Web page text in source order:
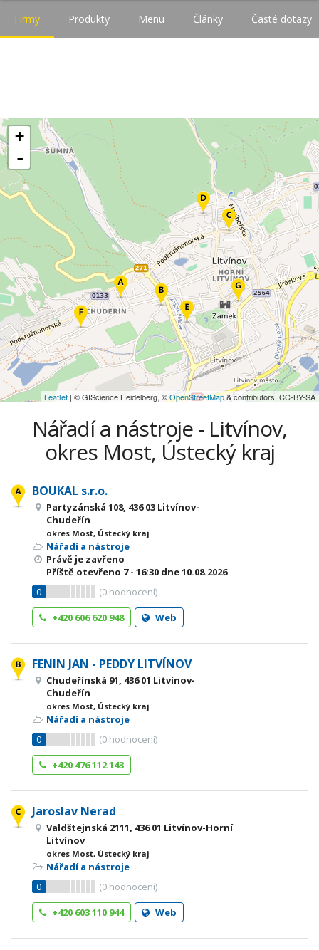
Firmy Produkty Menu Články Časté dotazy
+
-
Leaflet| © GIScience Heidelberg, ©OpenStreetMap& contributors, CC-BY-SA
Nářadí a nástroje - Litvínov,
okres Most, Ústecký kraj
BOUKAL s.r.o.
Partyzánská 108, 436 03 Litvínov-
Chudeřín
okres Most, Ústecký kraj
Nářadí a nástroje
Právě je zavřeno
Příště otevřeno 7 - 16:30 dne 10.08.2026
0
(0 hodnocení)
+420 606 620 948
Web
FENIN JAN - PEDDY LITVÍNOV
Chudeřínská 91, 436 01 Litvínov-
Chudeřín
okres Most, Ústecký kraj
Nářadí a nástroje
0
(0 hodnocení)
+420 476 112 143
Jaroslav Nerad
Valdštejnská 2111, 436 01 Litvínov-Horní
Litvínov
okres Most, Ústecký kraj
Nářadí a nástroje
0
(0 hodnocení)
+420 603 110 944
Web